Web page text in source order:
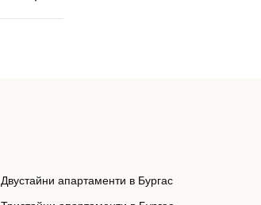
Двустайни апартаменти в Бургас